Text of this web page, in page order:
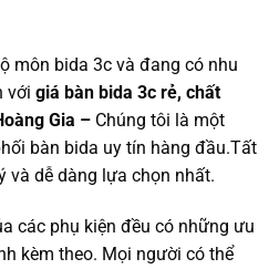
môn bida 3c và đang có nhu
với giá bàn bida 3c rẻ, chất
Gia – Chúng tôi là một
bàn bida uy tín hàng đầu.Tất
và dễ dàng lựa chọn nhất.
các phụ kiện đều có những ưu
kèm theo. Mọi người có thể